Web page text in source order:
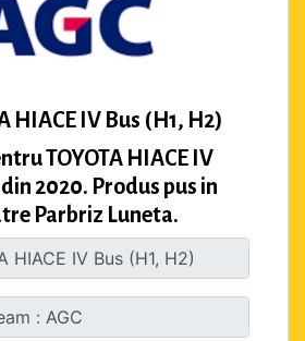
HIACE IV Bus (H1, H2)
TOYOTA HIACE IV
2020. Produs pus in
Parbriz Luneta.